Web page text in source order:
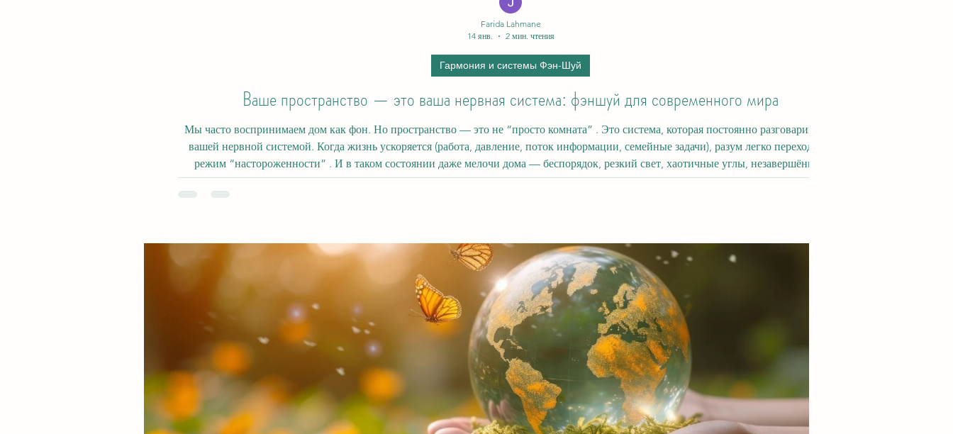
Ваше пространство — это ваша нервная система: фэншуй для современного мира
Мы часто воспринимаем дом как фон. Но пространство — это не “просто комната” . Это система, которая постоянно разговаривает с
вашей нервной системой. Когда жизнь ускоряется (работа, давление, поток информации, семейные задачи), разум легко переходит в
режим “настороженности” . И в таком состоянии даже мелочи дома — беспорядок, резкий свет, хаотичные углы, незавершённые
стопки — становятся тихими триггерами. И вот где фэншуй становится практикой. Не как суеверие, а как.
Гармония и системы Фэн-Шуй
Farida Lahmane
14 янв.
2 мин. чтения